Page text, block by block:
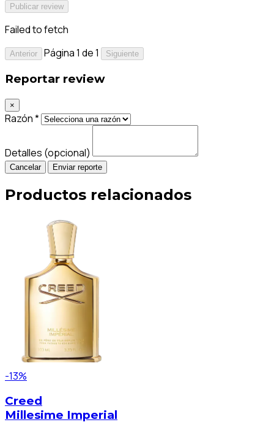
Publicar review
Failed to fetch
Anterior Página 1 de 1 Siguiente
Reportar review
×
Razón *
Detalles (opcional)
Cancelar Enviar reporte
Productos relacionados
-13%
Creed
Millesime Imperial